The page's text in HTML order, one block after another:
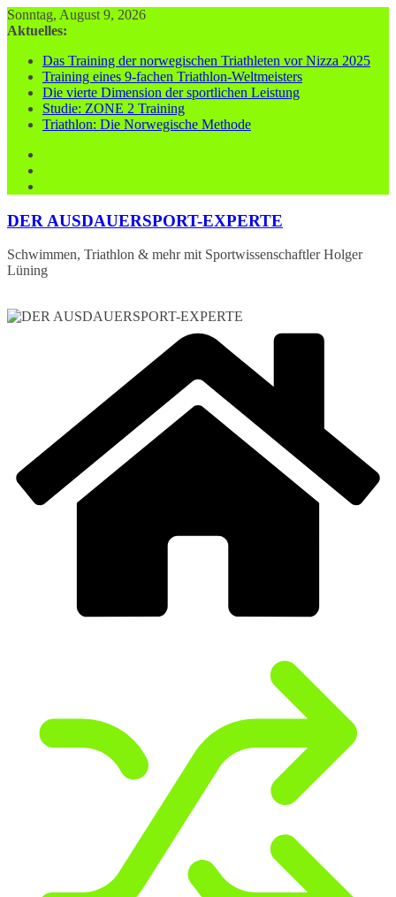
Zum
Inhalt
Sonntag, August 9, 2026
Aktuelles:
Das Training der norwegischen Triathleten vor Nizza 2025
Training eines 9-fachen Triathlon-Weltmeisters
Die vierte Dimension der sportlichen Leistung
Studie: ZONE 2 Training
Triathlon: Die Norwegische Methode
DER AUSDAUERSPORT-EXPERTE
Schwimmen, Triathlon & mehr mit Sportwissenschaftler Holger
Lüning